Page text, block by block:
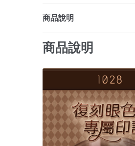
商品說明
商品說明